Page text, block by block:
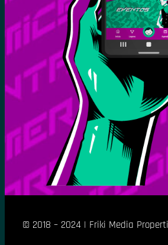
© 2018 – 2024 | Friki Media